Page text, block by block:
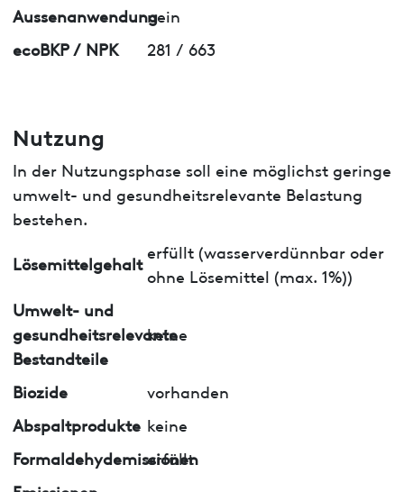
Aussenanwendungnein
ecoBKP / NPK
281 / 663
Nutzung
In der Nutzungsphase soll eine möglichst geringe
umwelt- und gesundheitsrelevante Belastung
bestehen.
Lösemittelgehalt
erfüllt (wasserverdünnbar oder
ohne Lösemittel (max. 1%))
Umwelt- und
gesundheitsrelevante
Bestandteile
keine
Biozide
vorhanden
Abspaltprodukte keine
Formaldehydemissionen
erfüllt